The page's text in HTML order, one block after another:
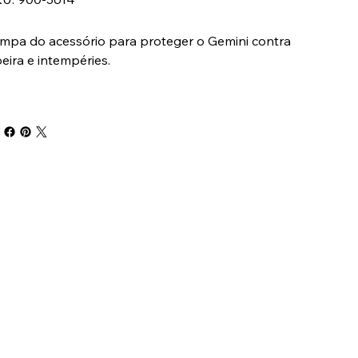
900-
do acessório para proteger o Gemini contra
e intempéries.